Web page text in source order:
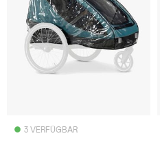
3 VERFÜGBAR